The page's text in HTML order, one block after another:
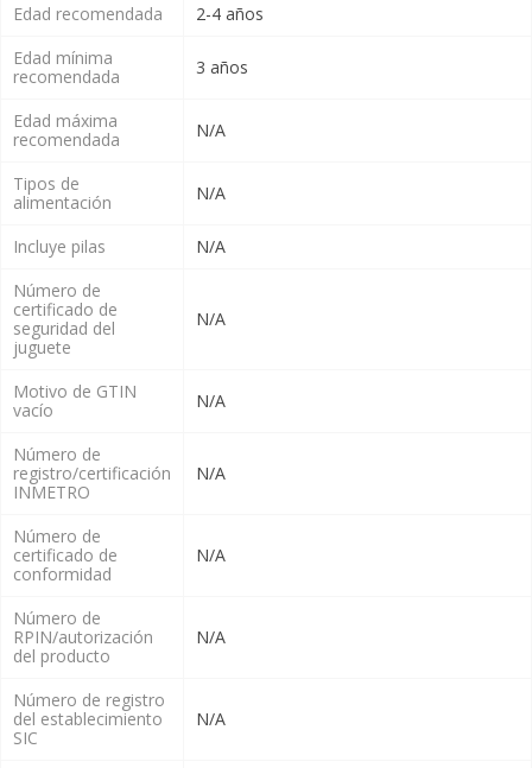
Edad recomendada
2-4 años
Edad mínima
recomendada
3 años
Edad máxima
recomendada
N/A
Tipos de
alimentación
N/A
Incluye pilas
N/A
Número de
certificado de
seguridad del
juguete
N/A
Motivo de GTIN
vacío
N/A
Número de
registro/certificación
INMETRO
N/A
Número de
certificado de
conformidad
N/A
Número de
RPIN/autorización
del producto
N/A
Número de registro
del establecimiento
SIC
N/A